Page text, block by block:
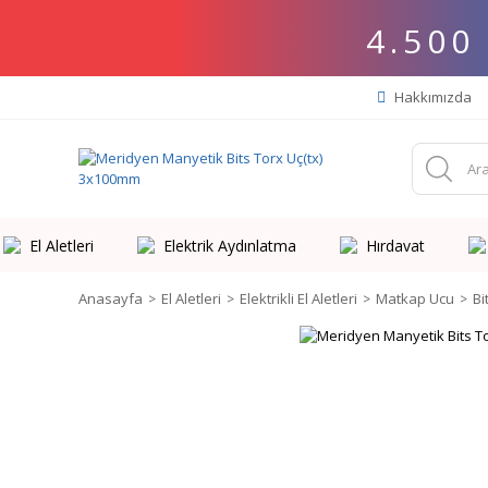
4.500
Hakkımızda
El Aletleri Elektrik Aydınlatma Hırdavat
Anasayfa El Aletleri Elektrikli El Aletleri Matkap Ucu